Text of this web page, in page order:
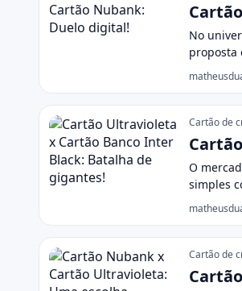
No
proposta
Cartão de
O
simples
Cartão de